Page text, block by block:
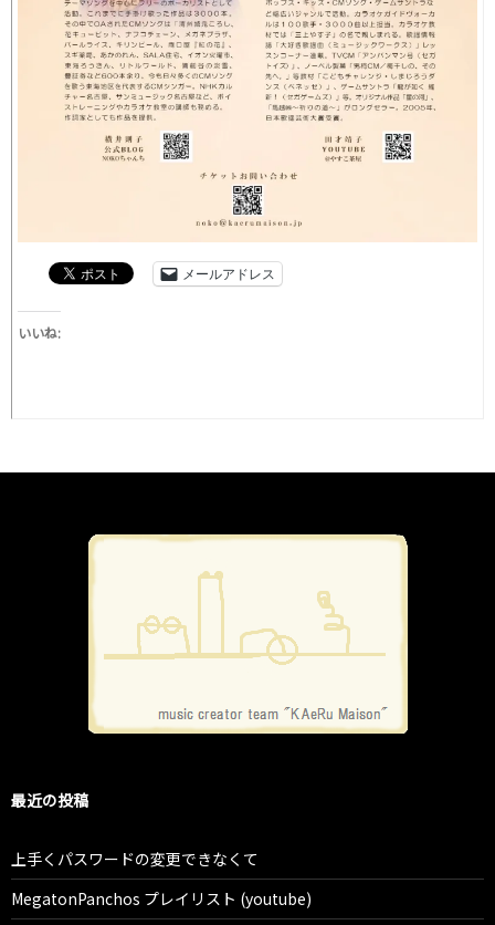
メールアドレス
いいね:
最近の投稿
上手くパスワードの変更できなくて
MegatonPanchos プレイリスト (youtube)